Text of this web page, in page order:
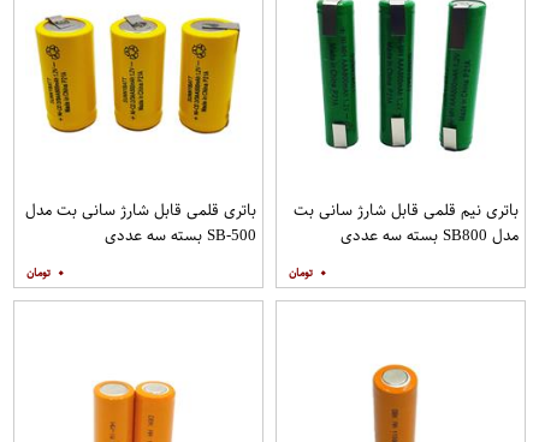
باتری نیم قلمی قابل شارژ سانی بت
مدل SB800 بسته سه عددی
۰
باتری قلمی قابل شارژ سانی بت مدل
SB-500 بسته سه عددی
۰